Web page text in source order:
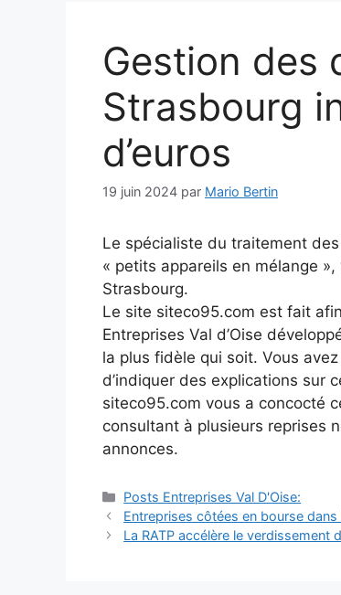
Gestion des
Strasbourg
d’euros
19 juin 2024 par Mario Bertin
Le spécialiste du traitement
« petits appareils en mélange
Strasbourg.
Le site siteco95.com est fait
Entreprises Val d’Oise
la plus fidèle qui soit. Vous
d’indiquer des explications sur
siteco95.com vous a concocté
consultant à plusieurs reprises
annonces.
Catégories
Posts Entreprises Val D'Oise:
Navigation
des
Entreprises côtées en bourse
La RATP accélère le verdissement